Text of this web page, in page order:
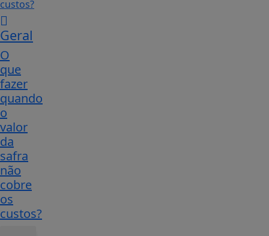
Geral
O
que
fazer
quando
o
valor
da
safra
não
cobre
os
custos?